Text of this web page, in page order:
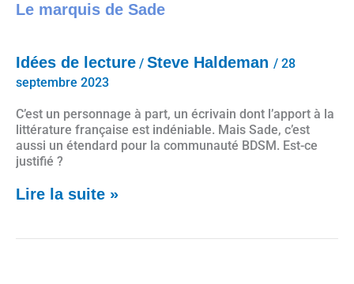
Le marquis de Sade
Idées de lecture / Steve Haldeman / 28
septembre 2023
C’est un personnage à part, un écrivain dont l’apport à la
littérature française est indéniable. Mais Sade, c’est
aussi un étendard pour la communauté BDSM. Est-ce
justifié ?
Lire la suite »